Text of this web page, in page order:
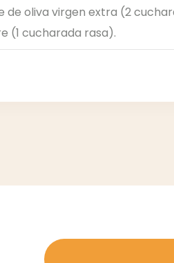
de oliva virgen extra (2
(1 cucharada rasa).